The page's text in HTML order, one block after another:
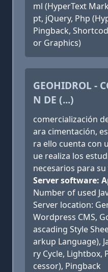
ml (HyperText
pt, jQuery, Php
Pingback,
or Graphics)
GEOHIDROL -
N DE (...)
comercialización
ara cimentación,
ra ello cuenta con
ue realiza los
necesarios para su
Server software:
Number of used
Server location:
Wordpress CMS,
ascading Style
arkup Language),
ry Cycle, Lightbox,
cessor), Pingback